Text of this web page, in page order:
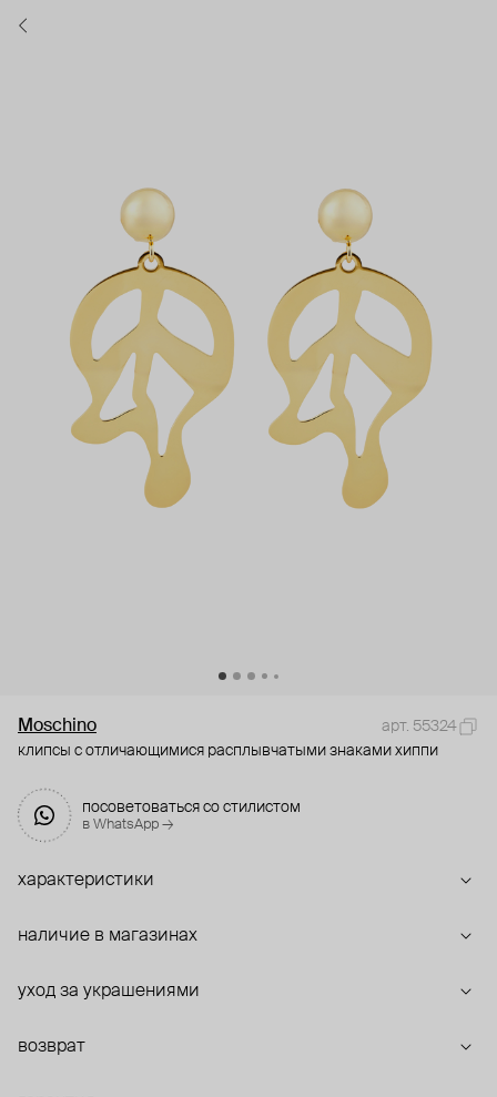
Moschino
арт. 55324
клипсы с отличающимися расплывчатыми знаками хиппи
посоветоваться со стилистом
в WhatsApp →
характеристики
наличие в магазинах
уход за украшениями
возврат